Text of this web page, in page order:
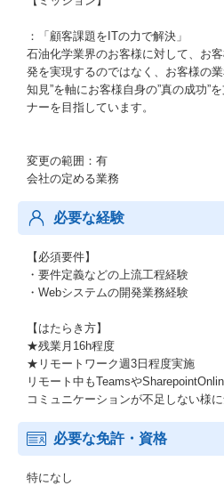
：「顧客課題をITの力で解決」
石油化学業界のお客様に対して、お
発を実現するのではなく、お客様の
知見”を軸にお客様自身の”真の成功”
ナーを目指しています。
変更の範囲：有
会社の定める業務
必要な経験
【必須要件】
・要件定義などの上流工程経験
・Webシステムの開発業務経験
【はたらき方】
★残業月16h程度
★リモートワーク週3日程度実施
リモート中もTeamsや
コミュニケーションが不足しない様に
必要な免許・資格
特になし